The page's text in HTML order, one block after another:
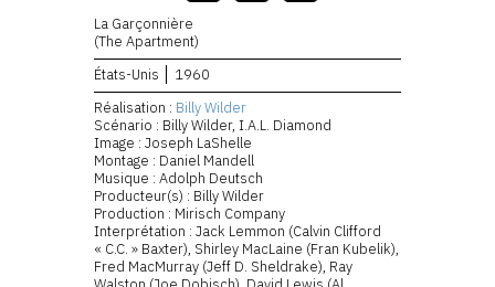
La Garçonnière
(The Apartment)
États-Unis
1960
Réalisation : Billy Wilder
Scénario : Billy Wilder, I.A.L. Diamond
Image : Joseph LaShelle
Montage : Daniel Mandell
Musique : Adolph Deutsch
Producteur(s) : Billy Wilder
Production : Mirisch Company
Interprétation : Jack Lemmon (Calvin Clifford
« C.C. » Baxter), Shirley MacLaine (Fran Kubelik),
Fred MacMurray (Jeff D. Sheldrake), Ray